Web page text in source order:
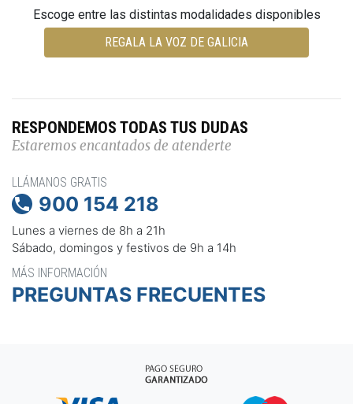
Escoge entre las distintas modalidades disponibles
REGALA LA VOZ DE GALICIA
RESPONDEMOS TODAS TUS DUDAS
Estaremos encantados de atenderte
LLÁMANOS GRATIS
 900 154 218
Lunes a viernes de 8h a 21h
Sábado, domingos y festivos de 9h a 14h
MÁS INFORMACIÓN
PREGUNTAS FRECUENTES